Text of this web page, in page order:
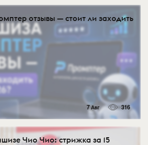
отзывы — стоит ли заходить
7 Авг 316
Чио Чио: стрижка за 15